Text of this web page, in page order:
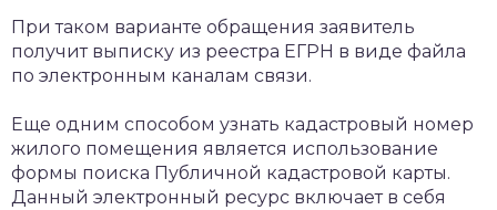
При таком варианте обращения заявитель
получит выписку из реестра ЕГРН в виде файла
по электронным каналам связи.
Еще одним способом узнать кадастровый номер
жилого помещения является использование
формы поиска Публичной кадастровой карты.
Данный электронный ресурс включает в себя